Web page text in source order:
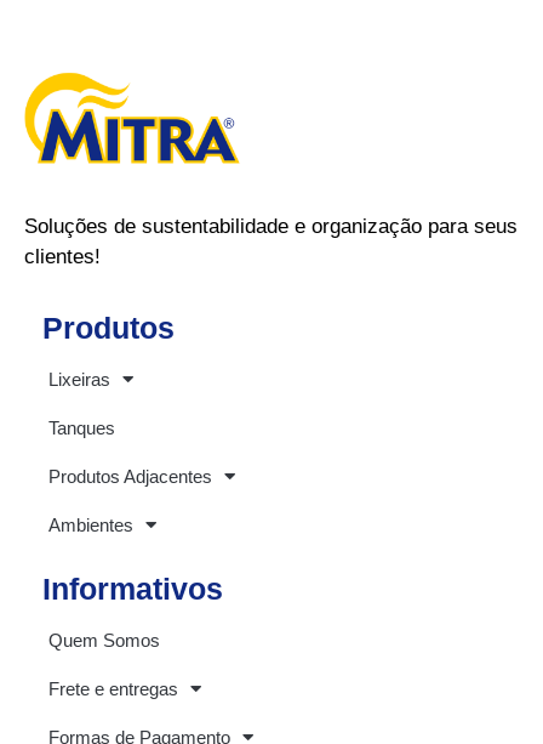
Soluções de sustentabilidade e organização para seus
clientes!
Produtos
Lixeiras
Tanques
Produtos Adjacentes
Ambientes
Informativos
Quem Somos
Frete e entregas
Formas de Pagamento